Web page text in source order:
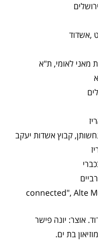
connected", Alte